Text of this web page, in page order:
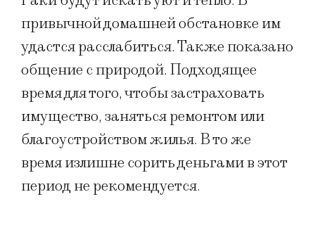
привычной домашней обстановке им
удастся расслабиться. Также показано
общение с природой. Подходящее
время для того, чтобы застраховать
имущество, заняться ремонтом или
благоустройством жилья. В то же
время излишне сорить деньгами в этот
период не рекомендуется.